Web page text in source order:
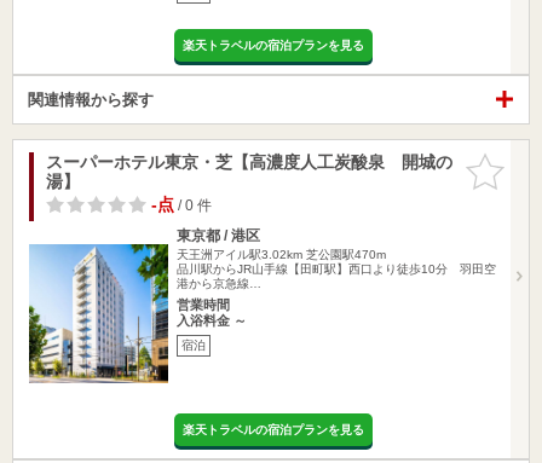
楽天トラベルの宿泊プランを見る
関連情報から探す
お気に入
りに追加
スーパーホテル東京・芝【高濃度人工炭酸泉 開城の
湯】
-点/ 0 件
東京都 / 港区
天王洲アイル駅3.02km 芝公園駅470m
品川駅からJR山手線【田町駅】西口より徒歩10分 羽田空
港から京急線…
営業時間
入浴料金 ～
宿泊
楽天トラベルの宿泊プランを見る